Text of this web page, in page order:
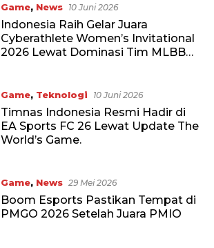
Game, News 10 Juni 2026
Indonesia Raih Gelar Juara
Cyberathlete Women’s Invitational
2026 Lewat Dominasi Tim MLBB
Game, Teknologi 10 Juni 2026
Timnas Indonesia Resmi Hadir di
EA Sports FC 26 Lewat Update The
World’s Game.
Game, News 29 Mei 2026
Boom Esports Pastikan Tempat di
PMGO 2026 Setelah Juara PMIO